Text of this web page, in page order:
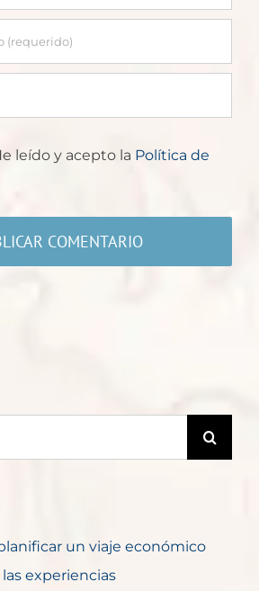
leído y acepto la Política de
un viaje económico
experiencias